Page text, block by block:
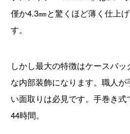
僅か4.3㎜と驚くほど薄く仕上
す。
しかし最大の特徴はケースバ
な内部装飾になります。職人が
い面取りは必見です。手巻き
44時間。